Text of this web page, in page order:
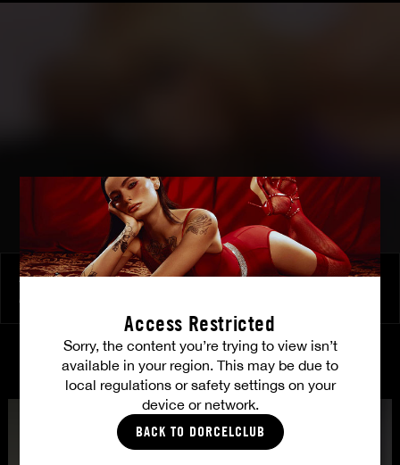
Access Restricted
Sorry, the content you’re trying to view isn’t
available in your region. This may be due to
local regulations or safety settings on your
device or network.
BACK TO DORCELCLUB
Aleska Diamond, la belle blonde chevauche un sexe énorme
ALESKA DIAMOND
CASTING